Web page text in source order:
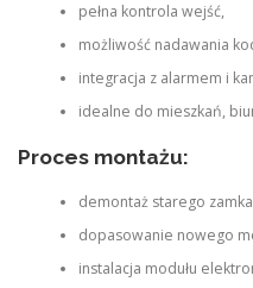
pełna kontrola wejść,
możliwość nadawania
integracja z alarmem i
idealne do mieszkań,
Proces montażu:
demontaż starego
dopasowanie nowego
instalacja modułu